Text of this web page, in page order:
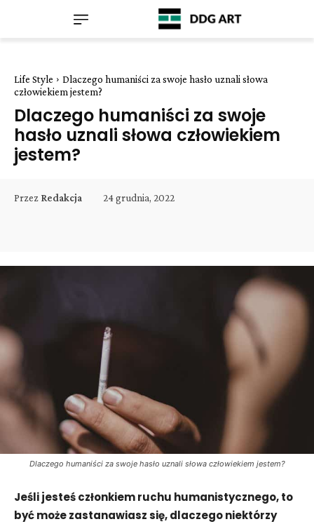
Life Style
Dlaczego humaniści za swoje hasło uznali słowa
człowiekiem jestem?
Dlaczego humaniści za swoje
hasło uznali słowa człowiekiem
jestem?
Przez Redakcja 24 grudnia, 2022
Dlaczego humaniści za swoje hasło uznali słowa człowiekiem jestem?
Jeśli jesteś członkiem ruchu humanistycznego, to
być może zastanawiasz się, dlaczego niektórzy